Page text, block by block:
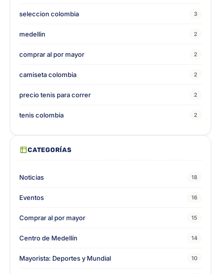
seleccion colombia 3
medellin 2
comprar al por mayor 2
camiseta colombia 2
precio tenis para correr 2
tenis colombia 2
CATEGORÍAS
Noticias 18
Eventos 16
Comprar al por mayor 15
Centro de Medellín 14
Mayorista: Deportes y Mundial 10